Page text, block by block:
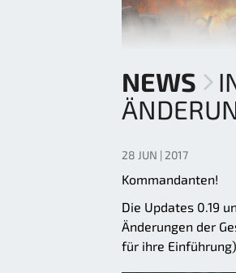
NEWS
28 JUN | 2017
Kommandanten!
Die Updates 0.19
Änderungen der
für ihre Einführung)